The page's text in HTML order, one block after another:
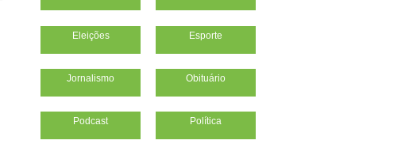
Eleições Esporte
Jornalismo Obituário
Podcast Política